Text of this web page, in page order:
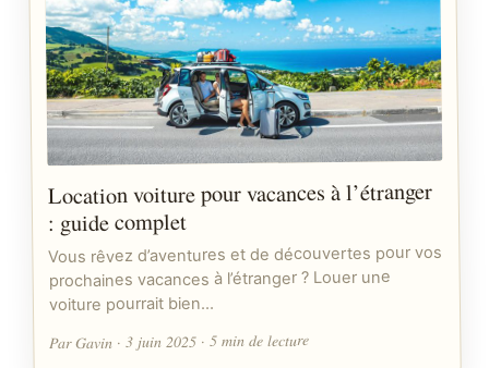
Location voiture pour vacances à l’étranger
: guide complet
Vous rêvez d’aventures et de découvertes pour vos
prochaines vacances à l’étranger ? Louer une
voiture pourrait bien…
Par Gavin · 3 juin 2025 · 5 min de lecture